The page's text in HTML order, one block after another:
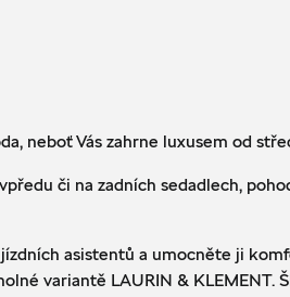
neboť Vás zahrne luxusem od
či na zadních sedadlech,
asistentů a umocněte ji
variantě LAURIN & KLEMENT.